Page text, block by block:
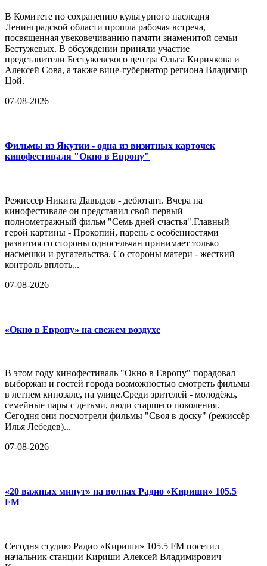
В Комитете по сохранению культурного наследия
Ленинградской области прошла рабочая встреча,
посвященная увековечиванию памяти знаменитой семьи
Бестужевых. В обсуждении приняли участие
представители Бестужевского центра Ольга Киричкова и
Алексей Сова, а также вице-губернатор региона Владимир
Цой.
07-08-2026
Фильмы из Якутии - одна из визитных карточек
кинофестиваля "Окно в Европу"
Режиссёр Никита Давыдов - дебютант. Вчера на
кинофестивале он представил свой первый
полнометражный фильм "Семь дней счастья".Главный
герой картины - Прокопий, парень с особенностями
развития со стороны односельчан принимает только
насмешки и ругательства. Со стороны матери - жесткий
контроль вплоть...
07-08-2026
«Окно в Европу» на свежем воздухе
В этом году кинофестиваль "Окно в Европу" порадовал
выборжан и гостей города возможностью смотреть фильмы
в летнем кинозале, на улице.Среди зрителей - молодёжь,
семейные пары с детьми, люди старшего поколения.
Сегодня они посмотрели фильмы "Своя в доску" (режиссёр
Илья Лебедев)...
07-08-2026
«20 важных минут» на волнах Радио «Кириши» 105.5
FM
Сегодня студию Радио «Кириши» 105.5 FM посетил
начальник станции Кириши Алексей Владимирович